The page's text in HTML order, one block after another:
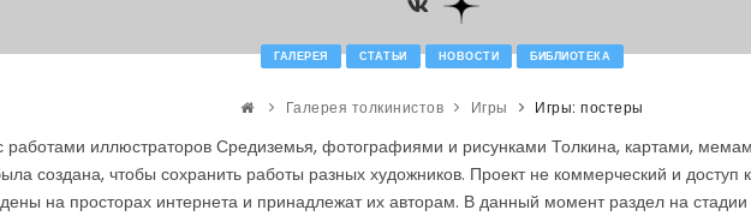
ГАЛЕРЕЯ СТАТЬИ НОВОСТИ БИБЛИОТЕКА
Галерея толкинистов Игры Игры: постеры
работами иллюстраторов Средиземья, фотографиями и рисунками Толкина, картами,
создана, чтобы сохранить работы разных художников. Проект не коммерческий и
на просторах интернета и принадлежат их авторам. В данный момент раздел на